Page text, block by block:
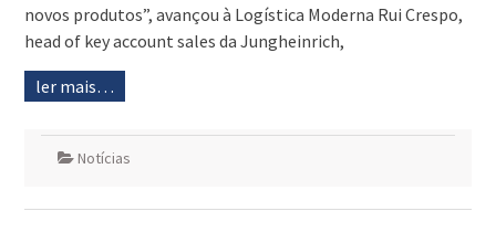
novos produtos”, avançou à Logística Moderna Rui Crespo,
head of key account sales da Jungheinrich,
ler mais…
Notícias